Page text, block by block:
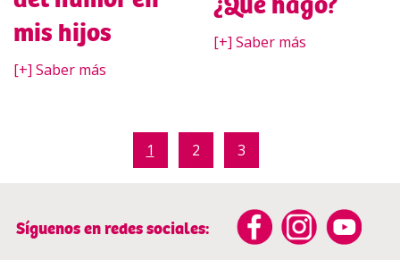
mis hijos
[+] Saber más
[+] Saber más
1 2 3
Síguenos en redes sociales: